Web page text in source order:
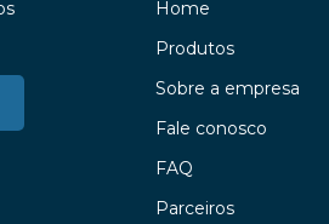
Home
Produtos
Sobre a empresa
Fale conosco
FAQ
Parceiros